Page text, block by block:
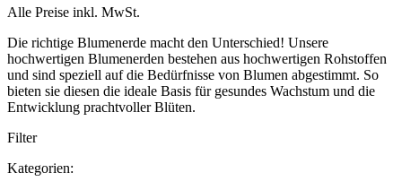
Alle Preise inkl. MwSt.
Die richtige Blumenerde macht den Unterschied! Unsere
hochwertigen Blumenerden bestehen aus hochwertigen Rohstoffen
und sind speziell auf die Bedürfnisse von Blumen abgestimmt. So
bieten sie diesen die ideale Basis für gesundes Wachstum und die
Entwicklung prachtvoller Blüten.
Filter
Kategorien: